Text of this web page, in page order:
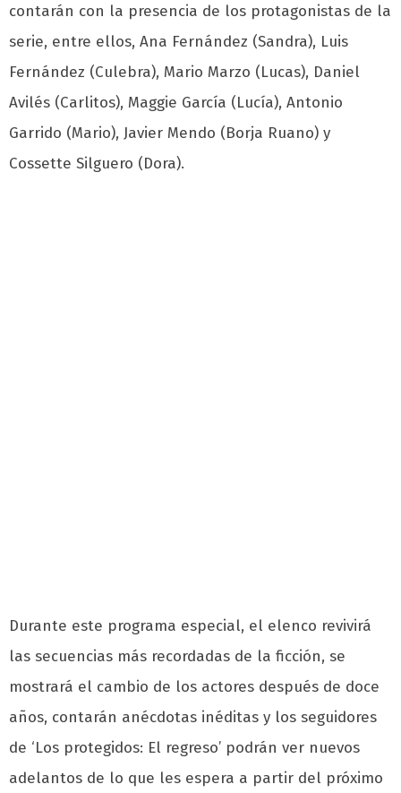
contarán con la presencia de los protagonistas de la
serie, entre ellos, Ana Fernández (Sandra), Luis
Fernández (Culebra), Mario Marzo (Lucas), Daniel
Avilés (Carlitos), Maggie García (Lucía), Antonio
Garrido (Mario), Javier Mendo (Borja Ruano) y
Cossette Silguero (Dora).
Durante este programa especial, el elenco revivirá
las secuencias más recordadas de la ficción, se
mostrará el cambio de los actores después de doce
años, contarán anécdotas inéditas y los seguidores
de ‘Los protegidos: El regreso’ podrán ver nuevos
adelantos de lo que les espera a partir del próximo